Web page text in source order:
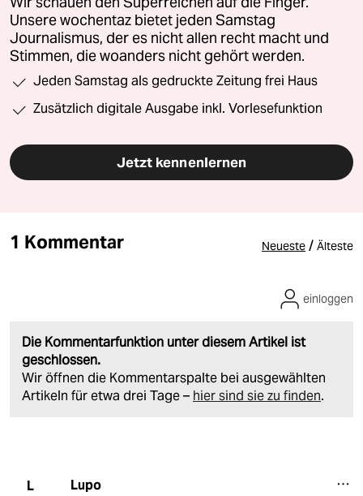
Unsere wochentaz bietet jeden Samstag
Journalismus, der es nicht allen recht macht und
Stimmen, die woanders nicht gehört werden.
Jeden Samstag als gedruckte Zeitung frei Haus
Zusätzlich digitale Ausgabe inkl. Vorlesefunktion
Jetzt kennenlernen
1 Kommentar Neueste / Älteste
Die Kommentarfunktion unter diesem Artikel ist
geschlossen.
Wir öffnen die Kommentarspalte bei ausgewählten
Artikeln für etwa drei Tage – hier sind sie zu finden.
einloggen
L Lupo